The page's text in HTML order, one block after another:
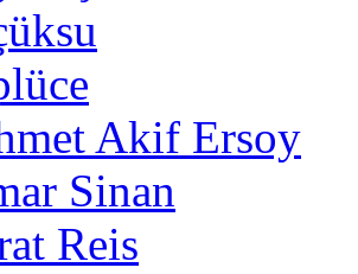
Akif Ersoy
Sinan
Reis